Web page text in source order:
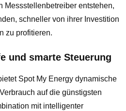
Messstellenbetreiber entstehen,
schneller von ihrer Investition
zu profitieren.
und smarte Steuerung
Spot My Energy dynamische
auf die günstigsten
mit intelligenter